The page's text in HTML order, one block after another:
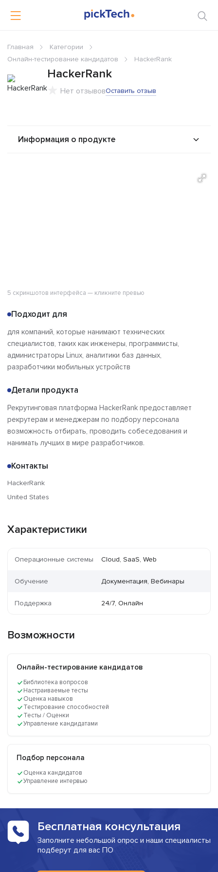
Главная
Категории
Онлайн-тестирование кандидатов
HackerRank
HackerRank
Нет отзывовОставить отзыв
Информация о продукте
5 скриншотов интерфейса — кликните превью
Подходит для
для компаний, которые нанимают технических
специалистов, таких как инженеры, программисты,
администраторы Linux, аналитики баз данных,
разработчики мобильных устройств
Детали продукта
Рекрутинговая платформа HackerRank предоставляет
рекрутерам и менеджерам по подбору персонала
возможность отбирать, проводить собеседования и
нанимать лучших в мире разработчиков.
Контакты
HackerRank
United States
Характеристики
Операционные системы Cloud, SaaS, Web
Обучение Документация, Вебинары
Поддержка 24/7, Онлайн
Возможности
Онлайн-тестирование кандидатов
Библиотека вопросов
Настраиваемые тесты
Оценка навыков
Тестирование способностей
Тесты / Оценки
Управление кандидатами
Подбор персонала
Оценка кандидатов
Управление интервью
Бесплатная консультация
Заполните небольшой опрос и наши специалисты
подберут для вас ПО